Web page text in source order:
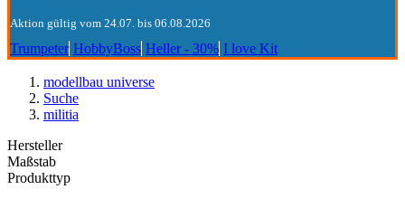
Aktion gültig vom 24.07. bis 06.08.2026
Trumpeter HobbyBoss Heller - 30% I love Kit
modellbau universe
Suche
militia
Hersteller
Maßstab
Produkttyp